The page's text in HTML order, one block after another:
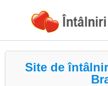
Site de